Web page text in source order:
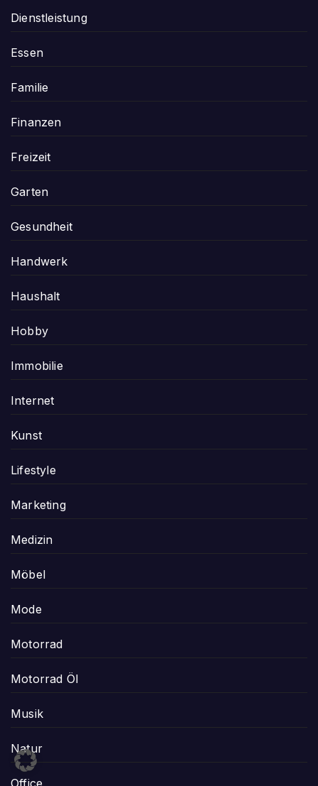
Dienstleistung
Essen
Familie
Finanzen
Freizeit
Garten
Gesundheit
Handwerk
Haushalt
Hobby
Immobilie
Internet
Kunst
Lifestyle
Marketing
Medizin
Möbel
Mode
Motorrad
Motorrad Öl
Musik
Natur
Office